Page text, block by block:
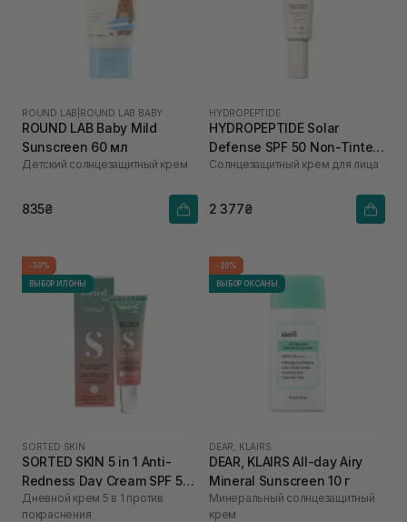
ROUND LAB ROUND LAB BABY
ROUND LAB Baby Mild
Sunscreen 60 мл
Детский солнцезащитный крем
835₴
HYDROPEPTIDE
HYDROPEPTIDE Solar
Defense SPF 50 Non-Tinted
50 мл
Солнцезащитный крем для лица
2 377₴
-50%
ВЫБОР ИЛОНЫ
SORTED SKIN
SORTED SKIN 5 in 1 Anti-
Redness Day Cream SPF 50
30 мл
Дневной крем 5 в 1 против
покраснения
-20%
ВЫБОР ОКСАНЫ
DEAR, KLAIRS
DEAR, KLAIRS All-day Airy
Mineral Sunscreen 10 г
Минеральный солнцезащитный
крем